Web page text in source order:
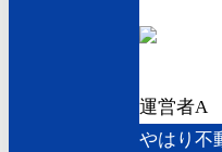
運営者A
やはり不